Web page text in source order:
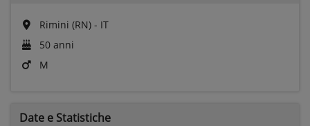
Rimini (RN) - IT
50 anni
M
Date e Statistiche